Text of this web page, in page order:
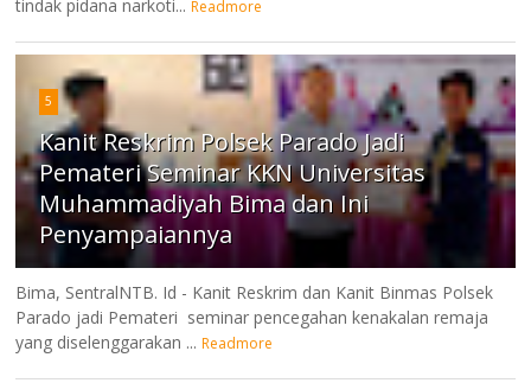
tindak pidana narkoti... Readmore
5
Kanit Reskrim Polsek Parado Jadi
Pemateri Seminar KKN Universitas
Muhammadiyah Bima dan Ini
Penyampaiannya
Bima, SentralNTB. Id - Kanit Reskrim dan Kanit Binmas Polsek
Parado jadi Pemateri seminar pencegahan kenakalan remaja
yang diselenggarakan ... Readmore